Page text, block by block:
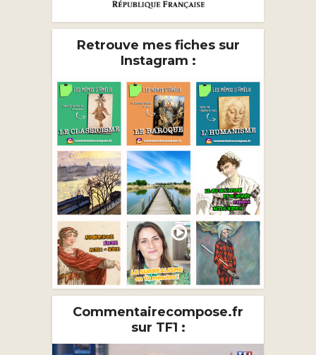
Retrouve mes fiches sur
Instagram :
Commentairecompose.fr
sur TF1 :